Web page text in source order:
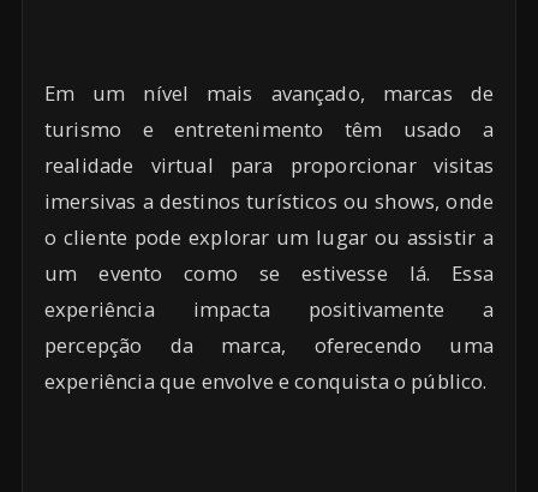
Em um nível mais avançado, marcas de
turismo e entretenimento têm usado a
realidade virtual para proporcionar visitas
imersivas a destinos turísticos ou shows, onde
o cliente pode explorar um lugar ou assistir a
um evento como se estivesse lá. Essa
experiência impacta positivamente a
percepção da marca, oferecendo uma
experiência que envolve e conquista o público.